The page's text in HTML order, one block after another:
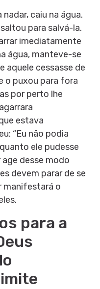
caiu na água.
para salvá-la.
imediatamente
água, manteve-se
aquele cessasse de
o puxou para fora
por perto lhe
estava
“Eu não podia
ele pudesse
age desse modo
devem parar de se
manifestará o
para a